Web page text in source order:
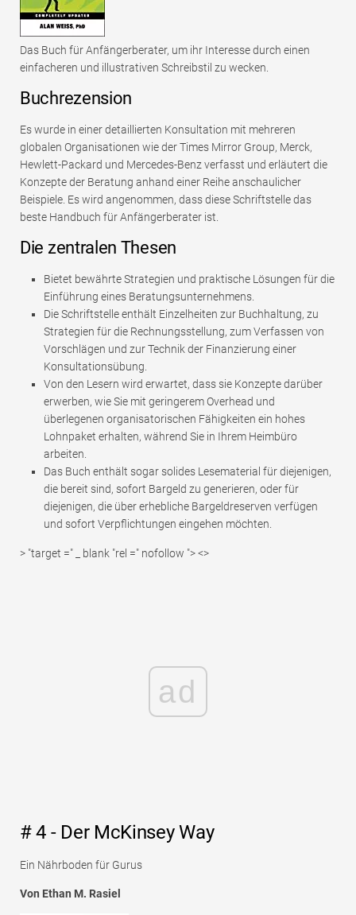
Das Buch für Anfängerberater, um ihr Interesse durch einen
einfacheren und illustrativen Schreibstil zu wecken.
Buchrezension
Es wurde in einer detaillierten Konsultation mit mehreren
globalen Organisationen wie der Times Mirror Group, Merck,
Hewlett-Packard und Mercedes-Benz verfasst und erläutert die
Konzepte der Beratung anhand einer Reihe anschaulicher
Beispiele. Es wird angenommen, dass diese Schriftstelle das
beste Handbuch für Anfängerberater ist.
Die zentralen Thesen
Bietet bewährte Strategien und praktische Lösungen für die
Einführung eines Beratungsunternehmens.
Die Schriftstelle enthält Einzelheiten zur Buchhaltung, zu
Strategien für die Rechnungsstellung, zum Verfassen von
Vorschlägen und zur Technik der Finanzierung einer
Konsultationsübung.
Von den Lesern wird erwartet, dass sie Konzepte darüber
erwerben, wie Sie mit geringerem Overhead und
überlegenen organisatorischen Fähigkeiten ein hohes
Lohnpaket erhalten, während Sie in Ihrem Heimbüro
arbeiten.
Das Buch enthält sogar solides Lesematerial für diejenigen,
die bereit sind, sofort Bargeld zu generieren, oder für
diejenigen, die über erhebliche Bargeldreserven verfügen
und sofort Verpflichtungen eingehen möchten.
> "target =" _ blank "rel =" nofollow "> <>
ad
# 4 - Der McKinsey Way
Ein Nährboden für Gurus
Von Ethan M. Rasiel